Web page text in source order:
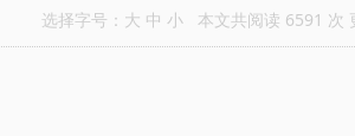
选择字号： 大 中 小 本文共阅读 6591 次